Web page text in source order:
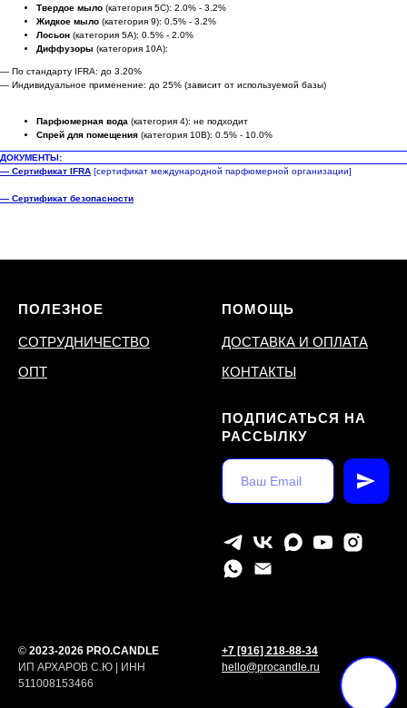
Твердое мыло (категория 5C): 2.0% - 3.2%
Жидкое мыло (категория 9): 0.5% - 3.2%
Лосьон (категория 5A): 0.5% - 2.0%
Диффузоры (категория 10A):
— По стандарту IFRA: до 3.20%
— Индивидуальное применение: до 25% (зависит от используемой базы)
Парфюмерная вода (категория 4): не подходит
Спрей для помещения (категория 10B): 0.5% - 10.0%
ДОКУМЕНТЫ:
— Сертификат IFRA [сертификат международной парфюмерной организации]
— Сертификат безопасности
ПОЛЕЗНОЕ
СОТРУДНИЧЕСТВО
ОПТ
ПОМОЩЬ
ДОСТАВКА И ОПЛАТА
КОНТАКТЫ
ПОДПИСАТЬСЯ НА
РАССЫЛКУ
© 2023-2026 PRO.CANDLE
ИП АРХАРОВ С.Ю | ИНН
511008153466
+7 [916] 218-88-34
hello@procandle.ru